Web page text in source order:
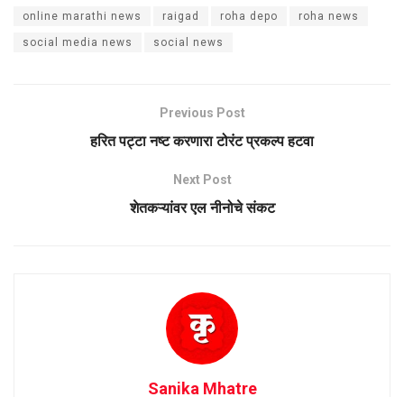
online marathi news raigad roha depo roha news
social media news social news
Previous Post
हरित पट्टा नष्ट करणारा टोरंट प्रकल्प हटवा
Next Post
शेतकऱ्यांवर एल नीनोचे संकट
Sanika Mhatre